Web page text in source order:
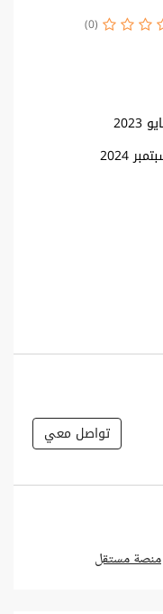
(0)
تواصل معي
منصة مستقل